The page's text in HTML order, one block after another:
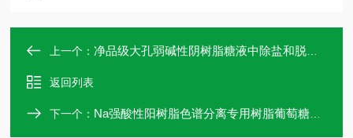
上一个：净品级大孔弱碱性阴树脂糖液中除盐和脱色果汁饮料除盐类
返回列表
下一个： Na强酸性阳树脂色谱分离专用树脂葡萄糖与双糖低聚糖分离提纯袋装